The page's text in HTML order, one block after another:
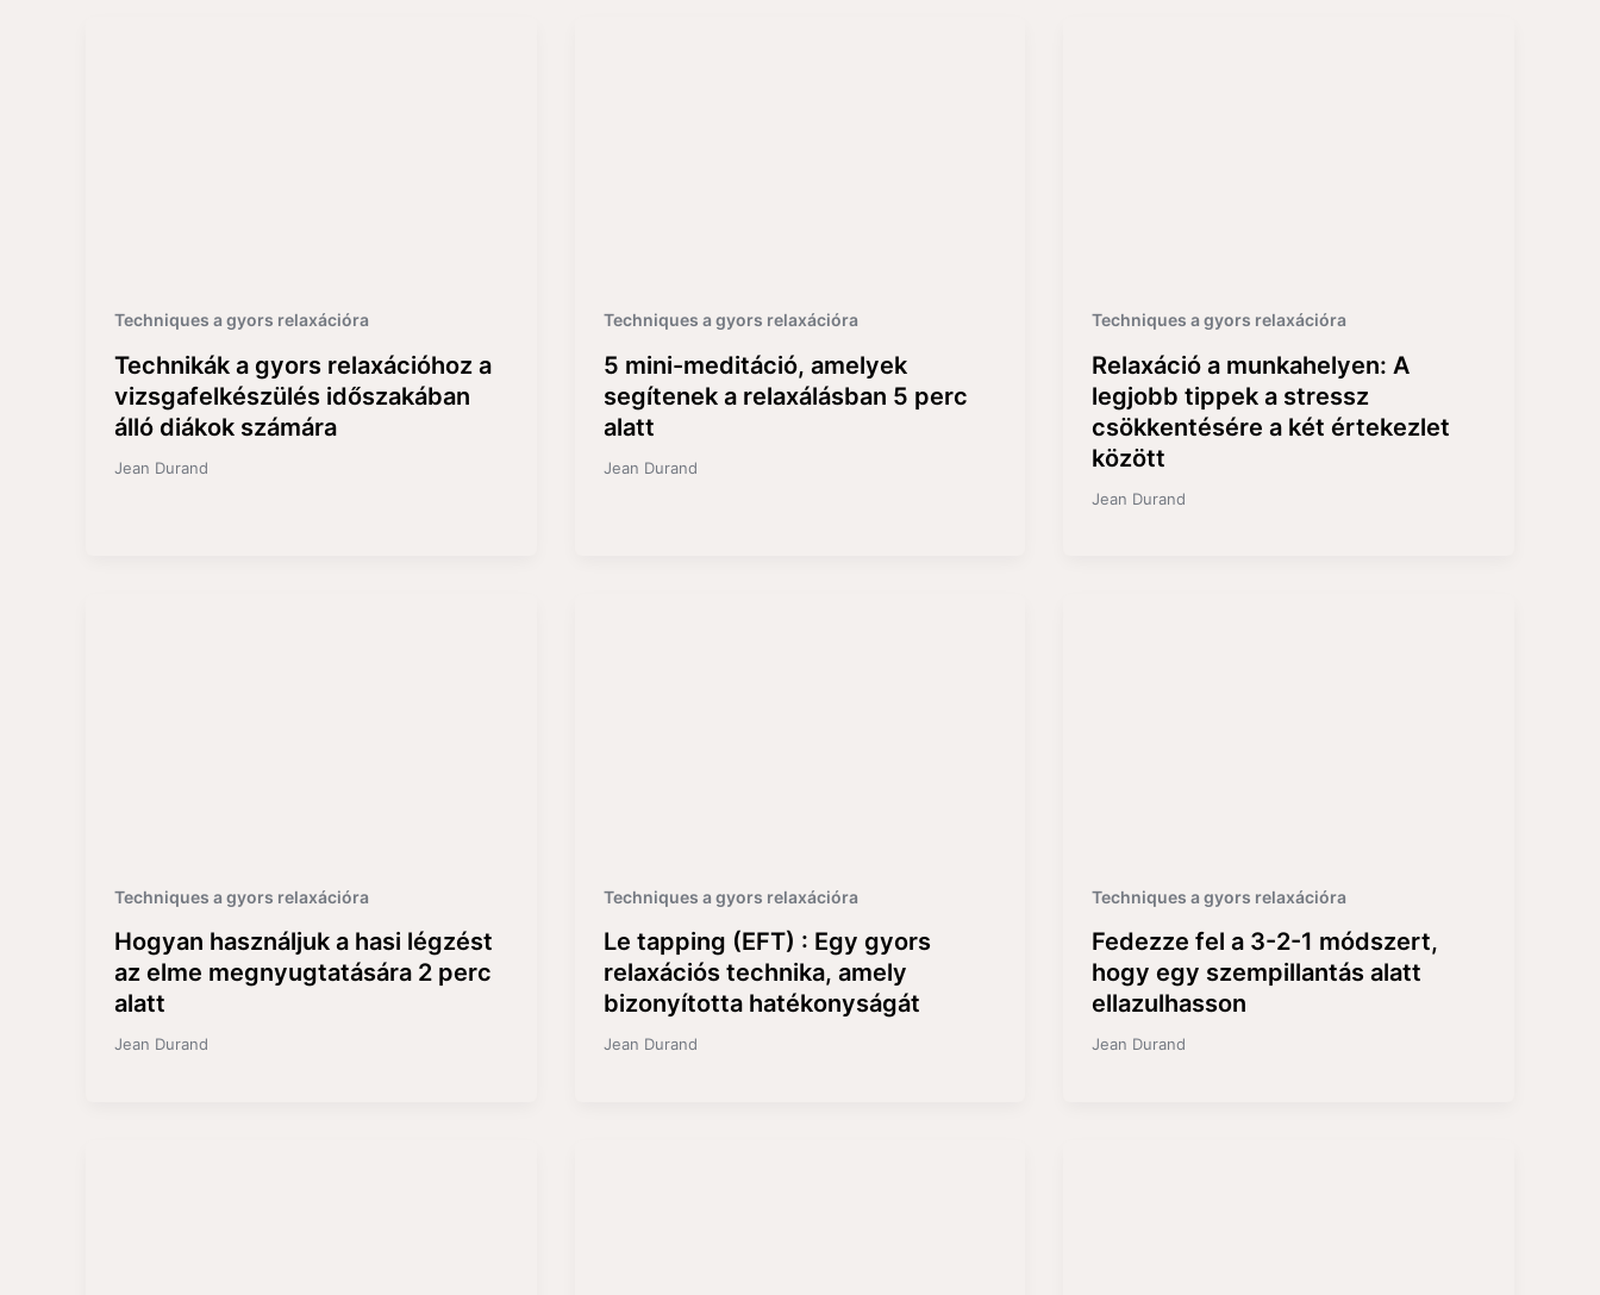
Techniques a gyors relaxációra
Technikák a gyors relaxációhoz a
vizsgafelkészülés időszakában
álló diákok számára
Jean Durand
Techniques a gyors relaxációra
5 mini-meditáció, amelyek
segítenek a relaxálásban 5 perc
alatt
Jean Durand
Techniques a gyors relaxációra
Relaxáció a munkahelyen: A
legjobb tippek a stressz
csökkentésére a két értekezlet
között
Jean Durand
Techniques a gyors relaxációra
Hogyan használjuk a hasi légzést
az elme megnyugtatására 2 perc
alatt
Jean Durand
Techniques a gyors relaxációra
Le tapping (EFT) : Egy gyors
relaxációs technika, amely
bizonyította hatékonyságát
Jean Durand
Techniques a gyors relaxációra
Fedezze fel a 3-2-1 módszert,
hogy egy szempillantás alatt
ellazulhasson
Jean Durand